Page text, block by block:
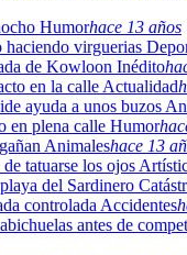
Humorhace 13 años
Inédito
Actualidad
Humor
Animaleshace 13
Accidentes